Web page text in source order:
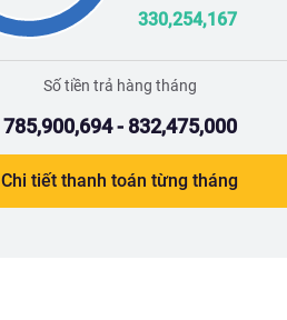
330,254,167
Số tiền trả hàng tháng
785,900,694 - 832,475,000
Chi tiết thanh toán từng tháng